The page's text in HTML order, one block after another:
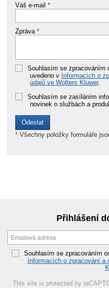
Váš e-mail *
Zpráva *
Souhlasím se zpracováním
uvedeno v Informacích o
údajů ve Wolters Kluwer.
Souhlasím se zasíláním
novinek o službách a
* Všechny položky formuláře
Přihlášení
Souhlasím se zpracováním
Informacích o zpracování a
This site is protected by